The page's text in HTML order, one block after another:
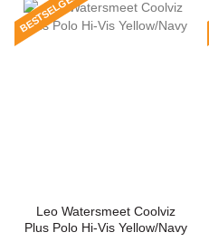
Leo Watersmeet Coolviz
Plus Polo Hi-Vis Yellow/Navy
BESTSELGER!